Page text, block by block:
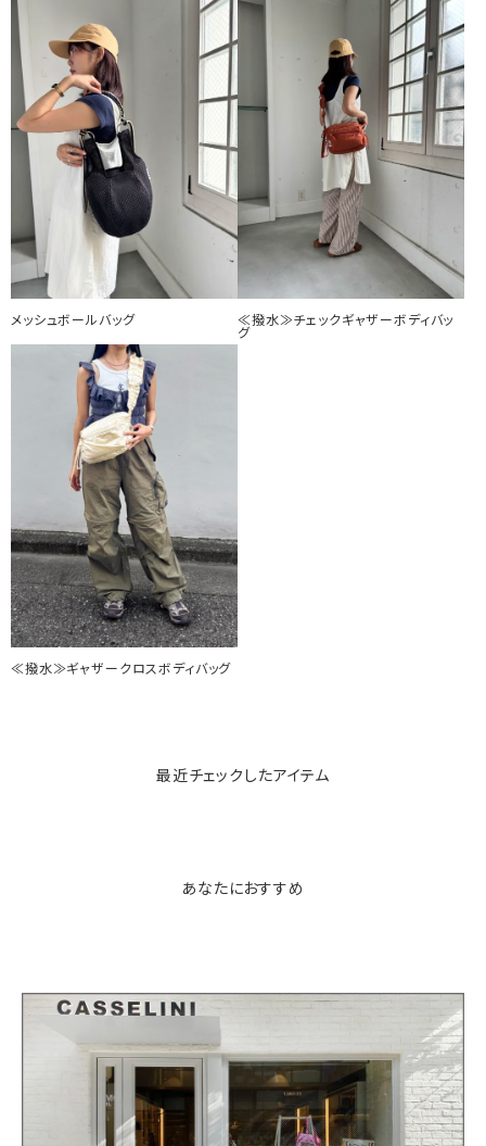
メッシュボールバッグ
≪撥水≫チェックギャザーボディバッ
グ
≪撥水≫ギャザークロスボディバッグ
最近チェックしたアイテム
あなたにおすすめ